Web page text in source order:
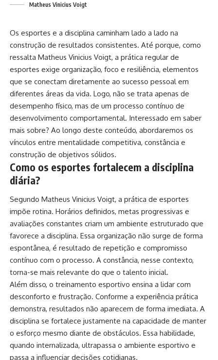
Matheus Vinicius Voigt
Os esportes e a disciplina caminham lado a lado na
construção de resultados consistentes. Até porque, como
ressalta Matheus Vinicius Voigt, a prática regular de
esportes exige organização, foco e resiliência, elementos
que se conectam diretamente ao sucesso pessoal em
diferentes áreas da vida. Logo, não se trata apenas de
desempenho físico, mas de um processo contínuo de
desenvolvimento comportamental. Interessado em saber
mais sobre? Ao longo deste conteúdo, abordaremos os
vínculos entre mentalidade competitiva, constância e
construção de objetivos sólidos.
Como os esportes fortalecem a disciplina
diária?
Segundo Matheus Vinicius Voigt, a prática de esportes
impõe rotina. Horários definidos, metas progressivas e
avaliações constantes criam um ambiente estruturado que
favorece a disciplina. Essa organização não surge de forma
espontânea, é resultado de repetição e compromisso
contínuo com o processo. A constância, nesse contexto,
torna-se mais relevante do que o talento inicial.
Além disso, o treinamento esportivo ensina a lidar com
desconforto e frustração. Conforme a experiência prática
demonstra, resultados não aparecem de forma imediata. A
disciplina se fortalece justamente na capacidade de manter
o esforço mesmo diante de obstáculos. Essa habilidade,
quando internalizada, ultrapassa o ambiente esportivo e
passa a influenciar decisões cotidianas.